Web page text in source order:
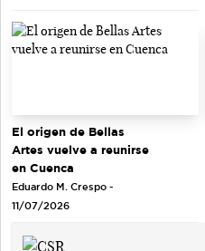
El origen de Bellas
Artes vuelve a reunirse
en Cuenca
Eduardo M. Crespo -
11/07/2026